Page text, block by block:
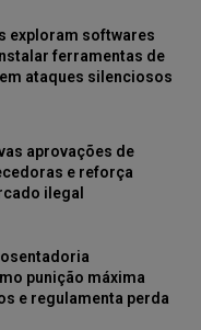
exploram softwares
ferramentas de
ataques silenciosos
aprovações de
e reforça
ilegal
punição máxima
e regulamenta perda